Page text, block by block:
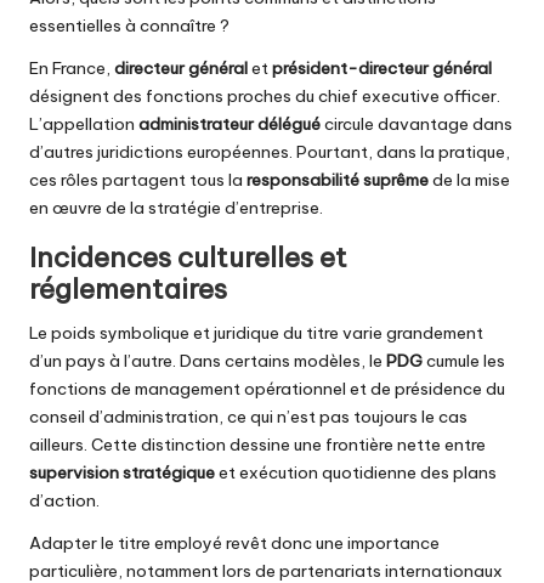
essentielles à connaître ?
En France, directeur généraletprésident-directeur général
désignent des fonctions proches du chief executive officer.
L’appellation administrateur déléguécircule davantage dans
d’autres juridictions européennes. Pourtant, dans la pratique,
ces rôles partagent tous la responsabilité suprêmede la mise
en œuvre de la stratégie d’entreprise.
Incidences culturelles et
réglementaires
Le poids symbolique et juridique du titre varie grandement
d’un pays à l’autre. Dans certains modèles, le PDGcumule les
fonctions de management opérationnel et de présidence du
conseil d’administration, ce qui n’est pas toujours le cas
ailleurs. Cette distinction dessine une frontière nette entre
supervision stratégiqueet exécution quotidienne des plans
d’action.
Adapter le titre employé revêt donc une importance
particulière, notamment lors de partenariats internationaux